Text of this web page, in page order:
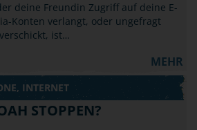
deine Freundin Zugriff auf deine E-
Konten verlangt, oder ungefragt
ist…
MEHR
INTERNET
STOPPEN?